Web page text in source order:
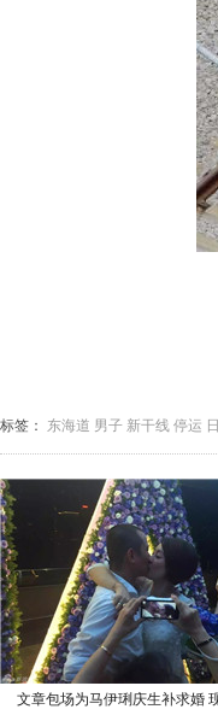
标签： 东海道 男子 新干线 停运
文章包场为马伊琍庆生补求婚